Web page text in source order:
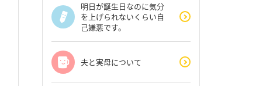
明日が誕生日なのに気分
を上げられないくらい自
己嫌悪です。
夫と実母について